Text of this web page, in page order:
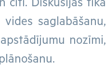
citi. Diskusijās tika
saglabāšanu,
nozīmi,